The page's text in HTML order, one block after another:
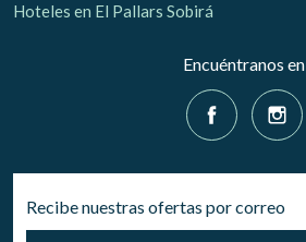
Hoteles en El Pallars Sobirá
Encuéntranos en
Recibe nuestras ofertas por correo